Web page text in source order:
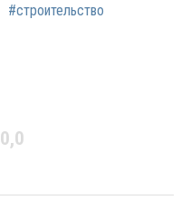
#строительство
0,0